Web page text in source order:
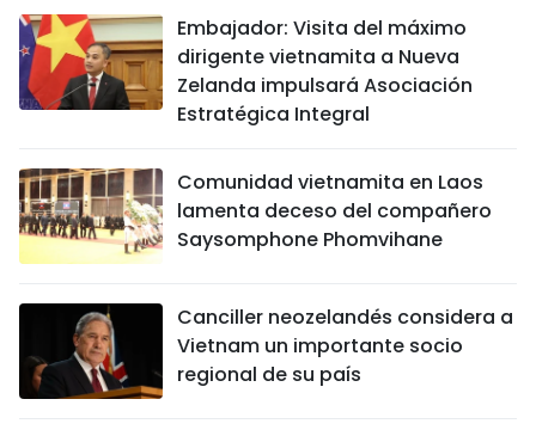
Embajador: Visita del máximo
dirigente vietnamita a Nueva
Zelanda impulsará Asociación
Estratégica Integral
Comunidad vietnamita en Laos
lamenta deceso del compañero
Saysomphone Phomvihane
Canciller neozelandés considera a
Vietnam un importante socio
regional de su país